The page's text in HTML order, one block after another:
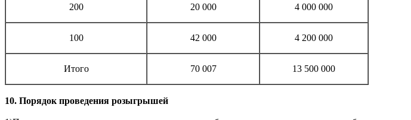
200 20 000 4 000 000
100 42 000 4 200 000
Итого 70 007 13 500 000
10. Порядок проведения розыгрышей